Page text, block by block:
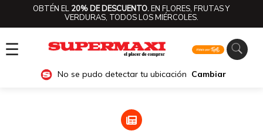
OBTÉN EL 20% DE DESCUENTO.EN FLORES, FRUTAS Y
VERDURAS, TODOS LOS MIÉRCOLES.
☰
No se pudo detectar tu ubicación Cambiar